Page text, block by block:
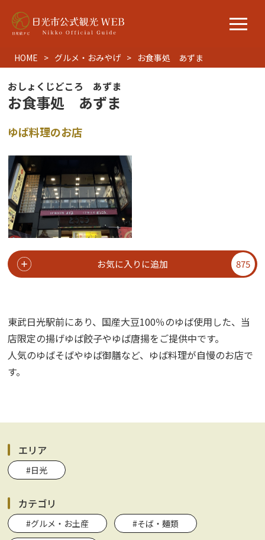
HOME グルメ・おみやげ お食事処 あずま
おしょくじどころ あずま
お食事処 あずま
ゆば料理のお店
お気に入りに追加 875
東武日光駅前にあり、国産大豆100％のゆば使用した、当
店限定の揚げゆば餃子やゆば唐揚をご提供中です。
人気のゆばそばやゆば御膳など、ゆば料理が自慢のお店で
す。
エリア
#日光
カテゴリ
#グルメ・お土産
#そば・麺類